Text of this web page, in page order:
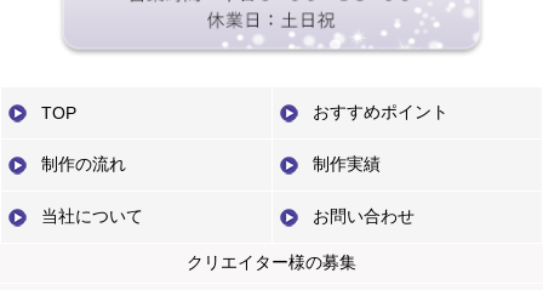
TOP おすすめポイント
制作の流れ 制作実績
当社について お問い合わせ
クリエイター様の募集